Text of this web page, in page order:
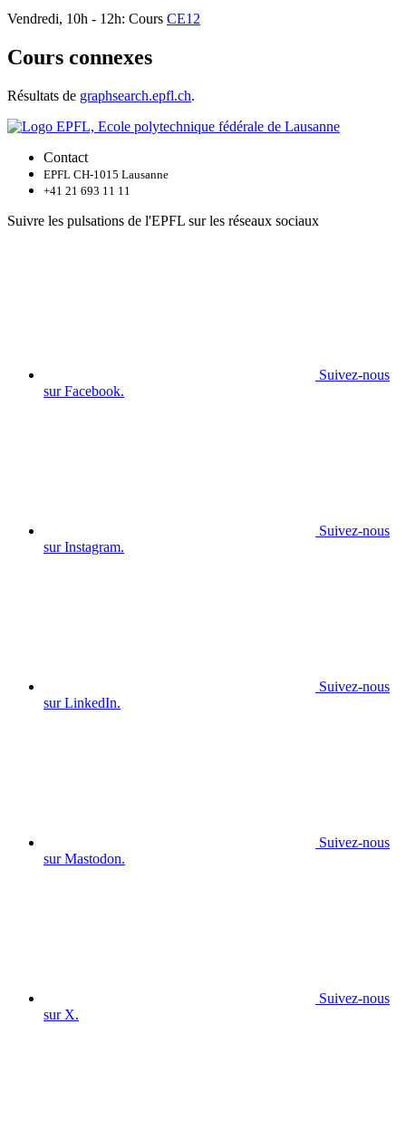
Vendredi, 10h - 12h: Cours CE12
Cours connexes
Résultats de graphsearch.epfl.ch.
Contact
EPFL CH-1015 Lausanne
+41 21 693 11 11
Suivre les pulsations de l'EPFL sur les réseaux sociaux
Suivez-nous
sur Facebook.
Suivez-nous
sur Instagram.
Suivez-nous
sur LinkedIn.
Suivez-nous
sur Mastodon.
Suivez-nous
sur X.